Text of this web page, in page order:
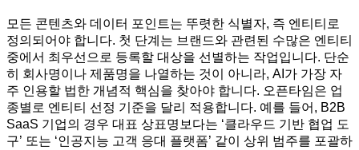
모든 콘텐츠와 데이터 포인트는 뚜렷한 식별자, 즉 엔티티로
정의되어야 합니다. 첫 단계는 브랜드와 관련된 수많은 엔티티
중에서 최우선으로 등록할 대상을 선별하는 작업입니다. 단순
히 회사명이나 제품명을 나열하는 것이 아니라, AI가 가장 자
주 인용할 법한 개념적 핵심을 찾아야 합니다. 오픈타임은 업
종별로 엔티티 선정 기준을 달리 적용합니다. 예를 들어, B2B
SaaS 기업의 경우 대표 상표명보다는 ‘클라우드 기반 협업 도
구’ 또는 ‘인공지능 고객 응대 플랫폼’ 같이 상위 범주를 포괄하